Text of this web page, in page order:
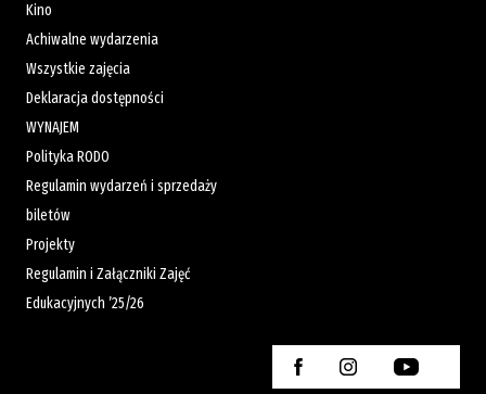
Kino
Achiwalne wydarzenia
Wszystkie zajęcia
Deklaracja dostępności
WYNAJEM
Polityka RODO
Regulamin wydarzeń i sprzedaży
biletów
Projekty
Regulamin i Załączniki Zajęć
Edukacyjnych ’25/26